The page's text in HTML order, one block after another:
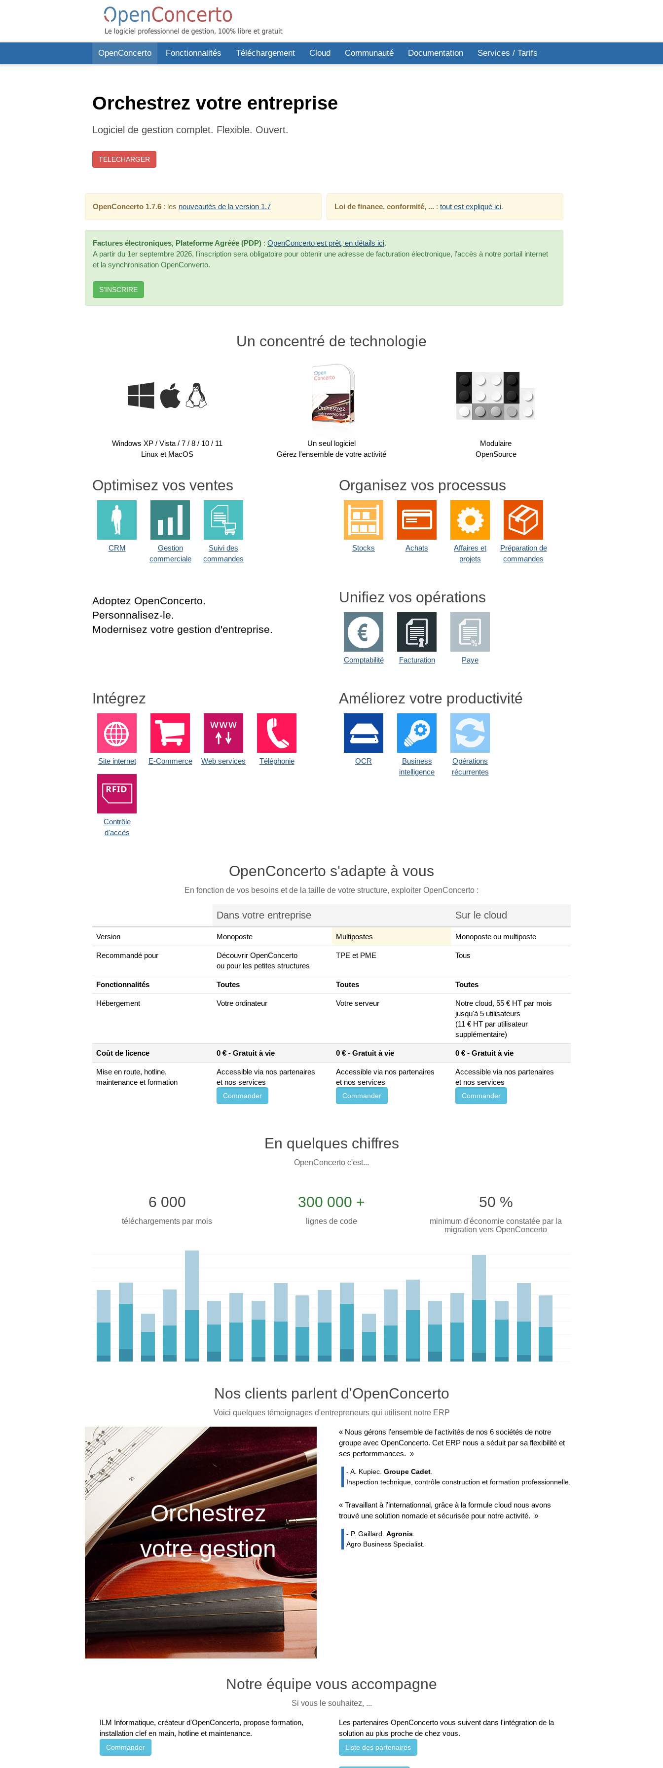
OpenConcerto Fonctionnalités Téléchargement Cloud Communauté Documentation Services / Tarifs
Orchestrez votre entreprise
Logiciel de gestion complet. Flexible. Ouvert.
TELECHARGER
OpenConcerto 1.7.6 : les nouveautés de la version 1.7 Loi de finance, conformité, ... : tout est expliqué ici.
Factures électroniques, Plateforme Agréée (PDP) : OpenConcerto est prêt, en détails ici.
A partir du 1er septembre 2026, l'inscription sera obligatoire pour obtenir une adresse de facturation électronique, l'accès à notre portail internet
et la synchronisation OpenConverto.
S'INSCRIRE
Un concentré de technologie
Windows XP / Vista / 7 / 8 / 10 / 11
Linux et MacOS
Un seul logiciel
Gérez l'ensemble de votre activité
Modulaire
OpenSource
Optimisez vos ventes
CRM
Gestion
commerciale
Suivi des
commandes
Organisez vos processus
Stocks Achats
Affaires et
projets
Préparation de
commandes
Adoptez OpenConcerto.
Personnalisez-le.
Modernisez votre gestion d'entreprise.
Unifiez vos opérations
Comptabilité Facturation Paye
Intégrez
Site internet E-Commerce Web services Téléphonie
Contrôle
d'accès
Améliorez votre productivité
OCR
Business
intelligence
Opérations
récurrentes
OpenConcerto s'adapte à vous
En fonction de vos besoins et de la taille de votre structure, exploiter OpenConcerto :
Dans votre entreprise Sur le cloud
Version Monoposte Multipostes Monoposte ou multiposte
Recommandé pour
Découvrir OpenConcerto
ou pour les petites structures
TPE et PME Tous
Fonctionnalités Toutes Toutes Toutes
Hébergement Votre ordinateur Votre serveur
Notre cloud, 55 € HT par mois
jusqu'à 5 utilisateurs
(11 € HT par utilisateur
supplémentaire)
Coût de licence 0 € - Gratuit à vie 0 € - Gratuit à vie 0 € - Gratuit à vie
Mise en route, hotline,
maintenance et formation
Accessible via nos partenaires
et nos services
Commander
Accessible via nos partenaires
et nos services
Commander
Accessible via nos partenaires
et nos services
Commander
En quelques chiffres
OpenConcerto c'est...
6 000
téléchargements par mois
300 000 +
lignes de code
50 %
minimum d'économie constatée par la
migration vers OpenConcerto
Nos clients parlent d'OpenConcerto
Voici quelques témoignages d'entrepreneurs qui utilisent notre ERP
Orchestrez
votre gestion
« Nous gérons l'ensemble de l'activités de nos 6 sociétés de notre
groupe avec OpenConcerto. Cet ERP nous a séduit par sa flexibilité et
ses performmances. »
- A. Kupiec. Groupe Cadet
Inspection technique, contrôle construction et formation professionnelle.
« Travaillant à l'internationnal, grâce à la formule cloud nous avons
trouvé une solution nomade et sécurisée pour notre activité. »
- P. Gaillard. Agronis
Agro Business Specialist.
Notre équipe vous accompagne
Si vous le souhaitez, ...
ILM Informatique, créateur d'OpenConcerto, propose formation,
installation clef en main, hotline et maintenance.
Commander
Les partenaires OpenConcerto vous suivent dans l'intégration de la
solution au plus proche de chez vous.
Liste des partenaires